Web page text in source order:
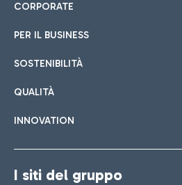
CORPORATE
PER IL BUSINESS
SOSTENIBILITÀ
QUALITÀ
INNOVATION
I siti del gruppo